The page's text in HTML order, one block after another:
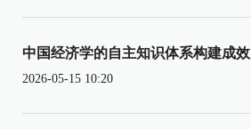
中国经济学的自主知识体系构建成效
2026-05-15 10:20